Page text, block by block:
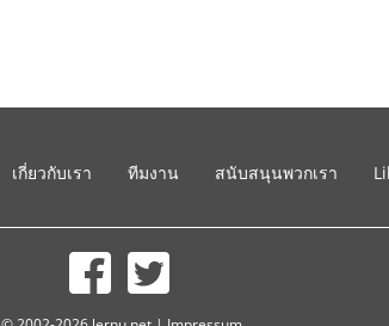
เกี่ยวกับเรา ทีมงาน สนับสนุนพวกเรา